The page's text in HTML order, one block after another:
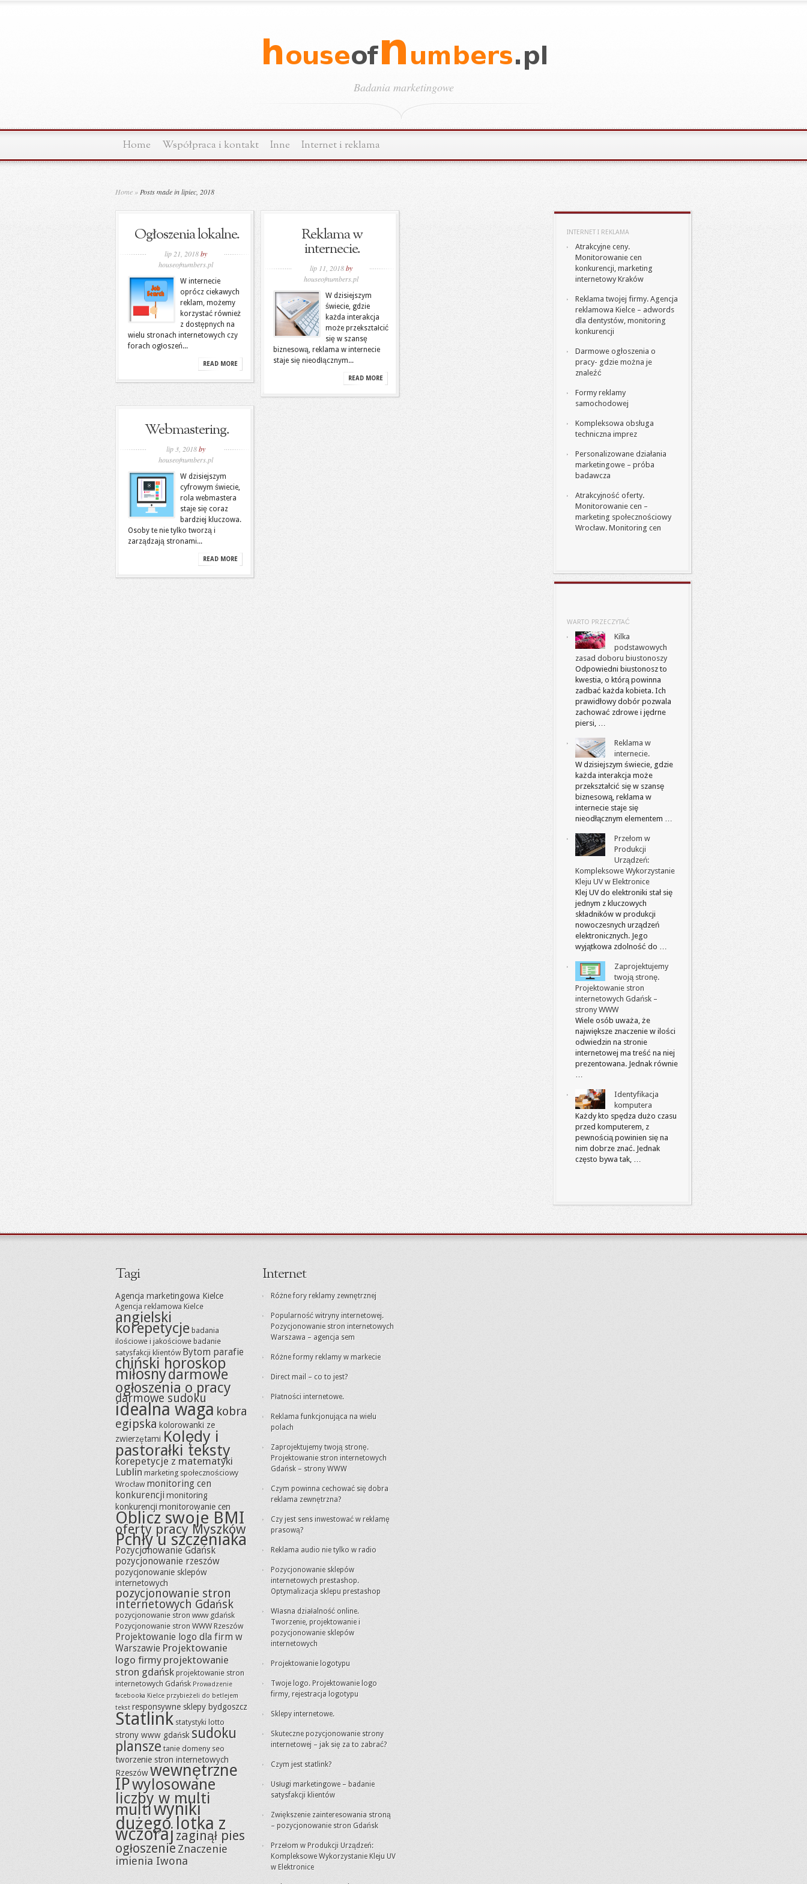
Badania marketingowe
Home Współpraca i kontakt Inne Internet i reklama
Home » Posts made in lipiec, 2018
Ogłoszenia lokalne.
lip 21, 2018by
houseofnumbers.pl
W internecie
oprócz ciekawych
reklam, możemy
korzystać również
z dostępnych na
wielu stronach internetowych czy
forach ogłoszeń...
READ MORE
Reklama w
internecie.
lip 11, 2018by
houseofnumbers.pl
W dzisiejszym
świecie, gdzie
każda interakcja
może przekształcić
się w szansę
biznesową, reklama w internecie
staje się nieodłącznym...
READ MORE
Webmastering.
lip 3, 2018by
houseofnumbers.pl
W dzisiejszym
cyfrowym świecie,
rola webmastera
staje się coraz
bardziej kluczowa.
Osoby te nie tylko tworzą i
zarządzają stronami...
READ MORE
INTERNET I REKLAMA
Atrakcyjne ceny.
Monitorowanie cen
konkurencji, marketing
internetowy Kraków
Reklama twojej firmy. Agencja
reklamowa Kielce – adwords
dla dentystów, monitoring
konkurencji
Darmowe ogłoszenia o
pracy- gdzie można je
znaleźć
Formy reklamy
samochodowej
Kompleksowa obsługa
techniczna imprez
Personalizowane działania
marketingowe – próba
badawcza
Atrakcyjność oferty.
Monitorowanie cen –
marketing społecznościowy
Wrocław. Monitoring cen
WARTO PRZECZYTAĆ
Kilka
podstawowych
zasad doboru biustonoszy
Odpowiedni biustonosz to
kwestia, o którą powinna
zadbać każda kobieta. Ich
prawidłowy dobór pozwala
zachować zdrowe i jędrne
piersi, …
Reklama w
internecie.
W dzisiejszym świecie, gdzie
każda interakcja może
przekształcić się w szansę
biznesową, reklama w
internecie staje się
nieodłącznym elementem …
Przełom w
Produkcji
Urządzeń:
Kompleksowe Wykorzystanie
Kleju UV w Elektronice
Klej UV do elektroniki stał się
jednym z kluczowych
składników w produkcji
nowoczesnych urządzeń
elektronicznych. Jego
wyjątkowa zdolność do …
Zaprojektujemy
twoją stronę.
Projektowanie stron
internetowych Gdańsk –
strony WWW
Wiele osób uważa, że
największe znaczenie w ilości
odwiedzin na stronie
internetowej ma treść na niej
prezentowana. Jednak równie
…
Identyfikacja
komputera
Każdy kto spędza dużo czasu
przed komputerem, z
pewnością powinien się na
nim dobrze znać. Jednak
często bywa tak, …
Tagi
Agencja marketingowa Kielce
Agencja reklamowa Kielce
angielski
korepetycje badania
ilościowe i jakościowe badanie
satysfakcji klientów Bytom parafie
chiński horoskop
miłosnydarmowe
ogłoszenia o pracy
darmowe sudoku
idealna waga kobra
egipska kolorowanki ze
zwierzętami Kolędy i
pastorałki teksty
korepetycje z matematyki
Lublin marketing społecznościowy
Wrocław monitoring cen
konkurencjimonitoring
konkurencjimonitorowanie cen
Oblicz swoje BMI
oferty pracy Myszków
Pchły u szczeniaka
Pozycjonowanie Gdańsk
pozycjonowanie rzeszów
pozycjonowanie sklepów
internetowych
pozycjonowanie stron
internetowych Gdańsk
pozycjonowanie stron www gdańsk
Pozycjonowanie stron WWW Rzeszów
Projektowanie logo dla firm w
Warszawie Projektowanie
logo firmy projektowanie
stron gdańsk projektowanie stron
internetowych Gdańsk Prowadzenie
facebooka Kielce przybieżeli do betlejem
tekst responsywne sklepy bydgoszcz
Statlink statystyki lotto
strony www gdańsk sudoku
plansze tanie domeny seo
tworzenie stron internetowych
Rzeszówwewnętrzne
IPwylosowane
liczby w multi
multiwyniki
dużego lotka z
wczoraj zaginął pies
ogłoszenieZnaczenie
imienia Iwona
Internet
Różne fory reklamy zewnętrznej
Popularność witryny internetowej.
Pozycjonowanie stron internetowych
Warszawa – agencja sem
Różne formy reklamy w markecie
Direct mail – co to jest?
Płatności internetowe.
Reklama funkcjonująca na wielu
polach
Zaprojektujemy twoją stronę.
Projektowanie stron internetowych
Gdańsk – strony WWW
Czym powinna cechować się dobra
reklama zewnętrzna?
Czy jest sens inwestować w reklamę
prasową?
Reklama audio nie tylko w radio
Pozycjonowanie sklepów
internetowych prestashop.
Optymalizacja sklepu prestashop
Własna działalność online.
Tworzenie, projektowanie i
pozycjonowanie sklepów
internetowych
Projektowanie logotypu
Twoje logo. Projektowanie logo
firmy, rejestracja logotypu
Sklepy internetowe.
Skuteczne pozycjonowanie strony
internetowej – jak się za to zabrać?
Czym jest statlink?
Usługi marketingowe – badanie
satysfakcji klientów
Zwiększenie zainteresowania stroną
– pozycjonowanie stron Gdańsk
Przełom w Produkcji Urządzeń:
Kompleksowe Wykorzystanie Kleju UV
w Elektronice